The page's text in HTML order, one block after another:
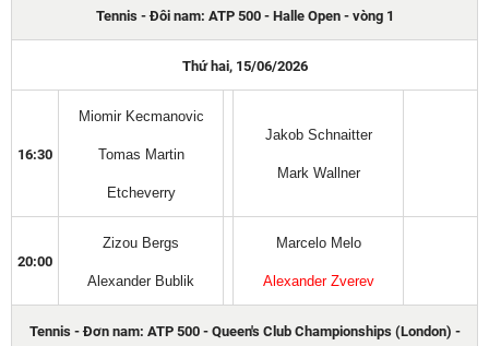
Tennis - Đôi nam: ATP 500 - Halle Open - vòng 1
Thứ hai, 15/06/2026
16:30
Miomir Kecmanovic
Tomas Martin
Etcheverry
Jakob Schnaitter
Mark Wallner
20:00
Zizou Bergs
Alexander Bublik
Marcelo Melo
Alexander Zverev
Tennis - Đơn nam: ATP 500 - Queen's Club Championships (London) -